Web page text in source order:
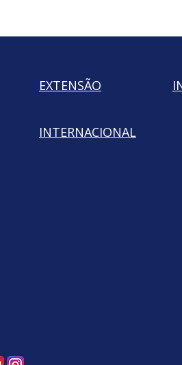
EXTENSÃO
INTERNACIONAL